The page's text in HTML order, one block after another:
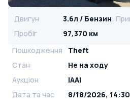
Двигун 3.6л / Бензин
Пробіг
97,370 км
Пошкодження
Theft
Стан
Не на ходу
Аукціон
IAAI
Дата та час
8/18/2026, 14:30